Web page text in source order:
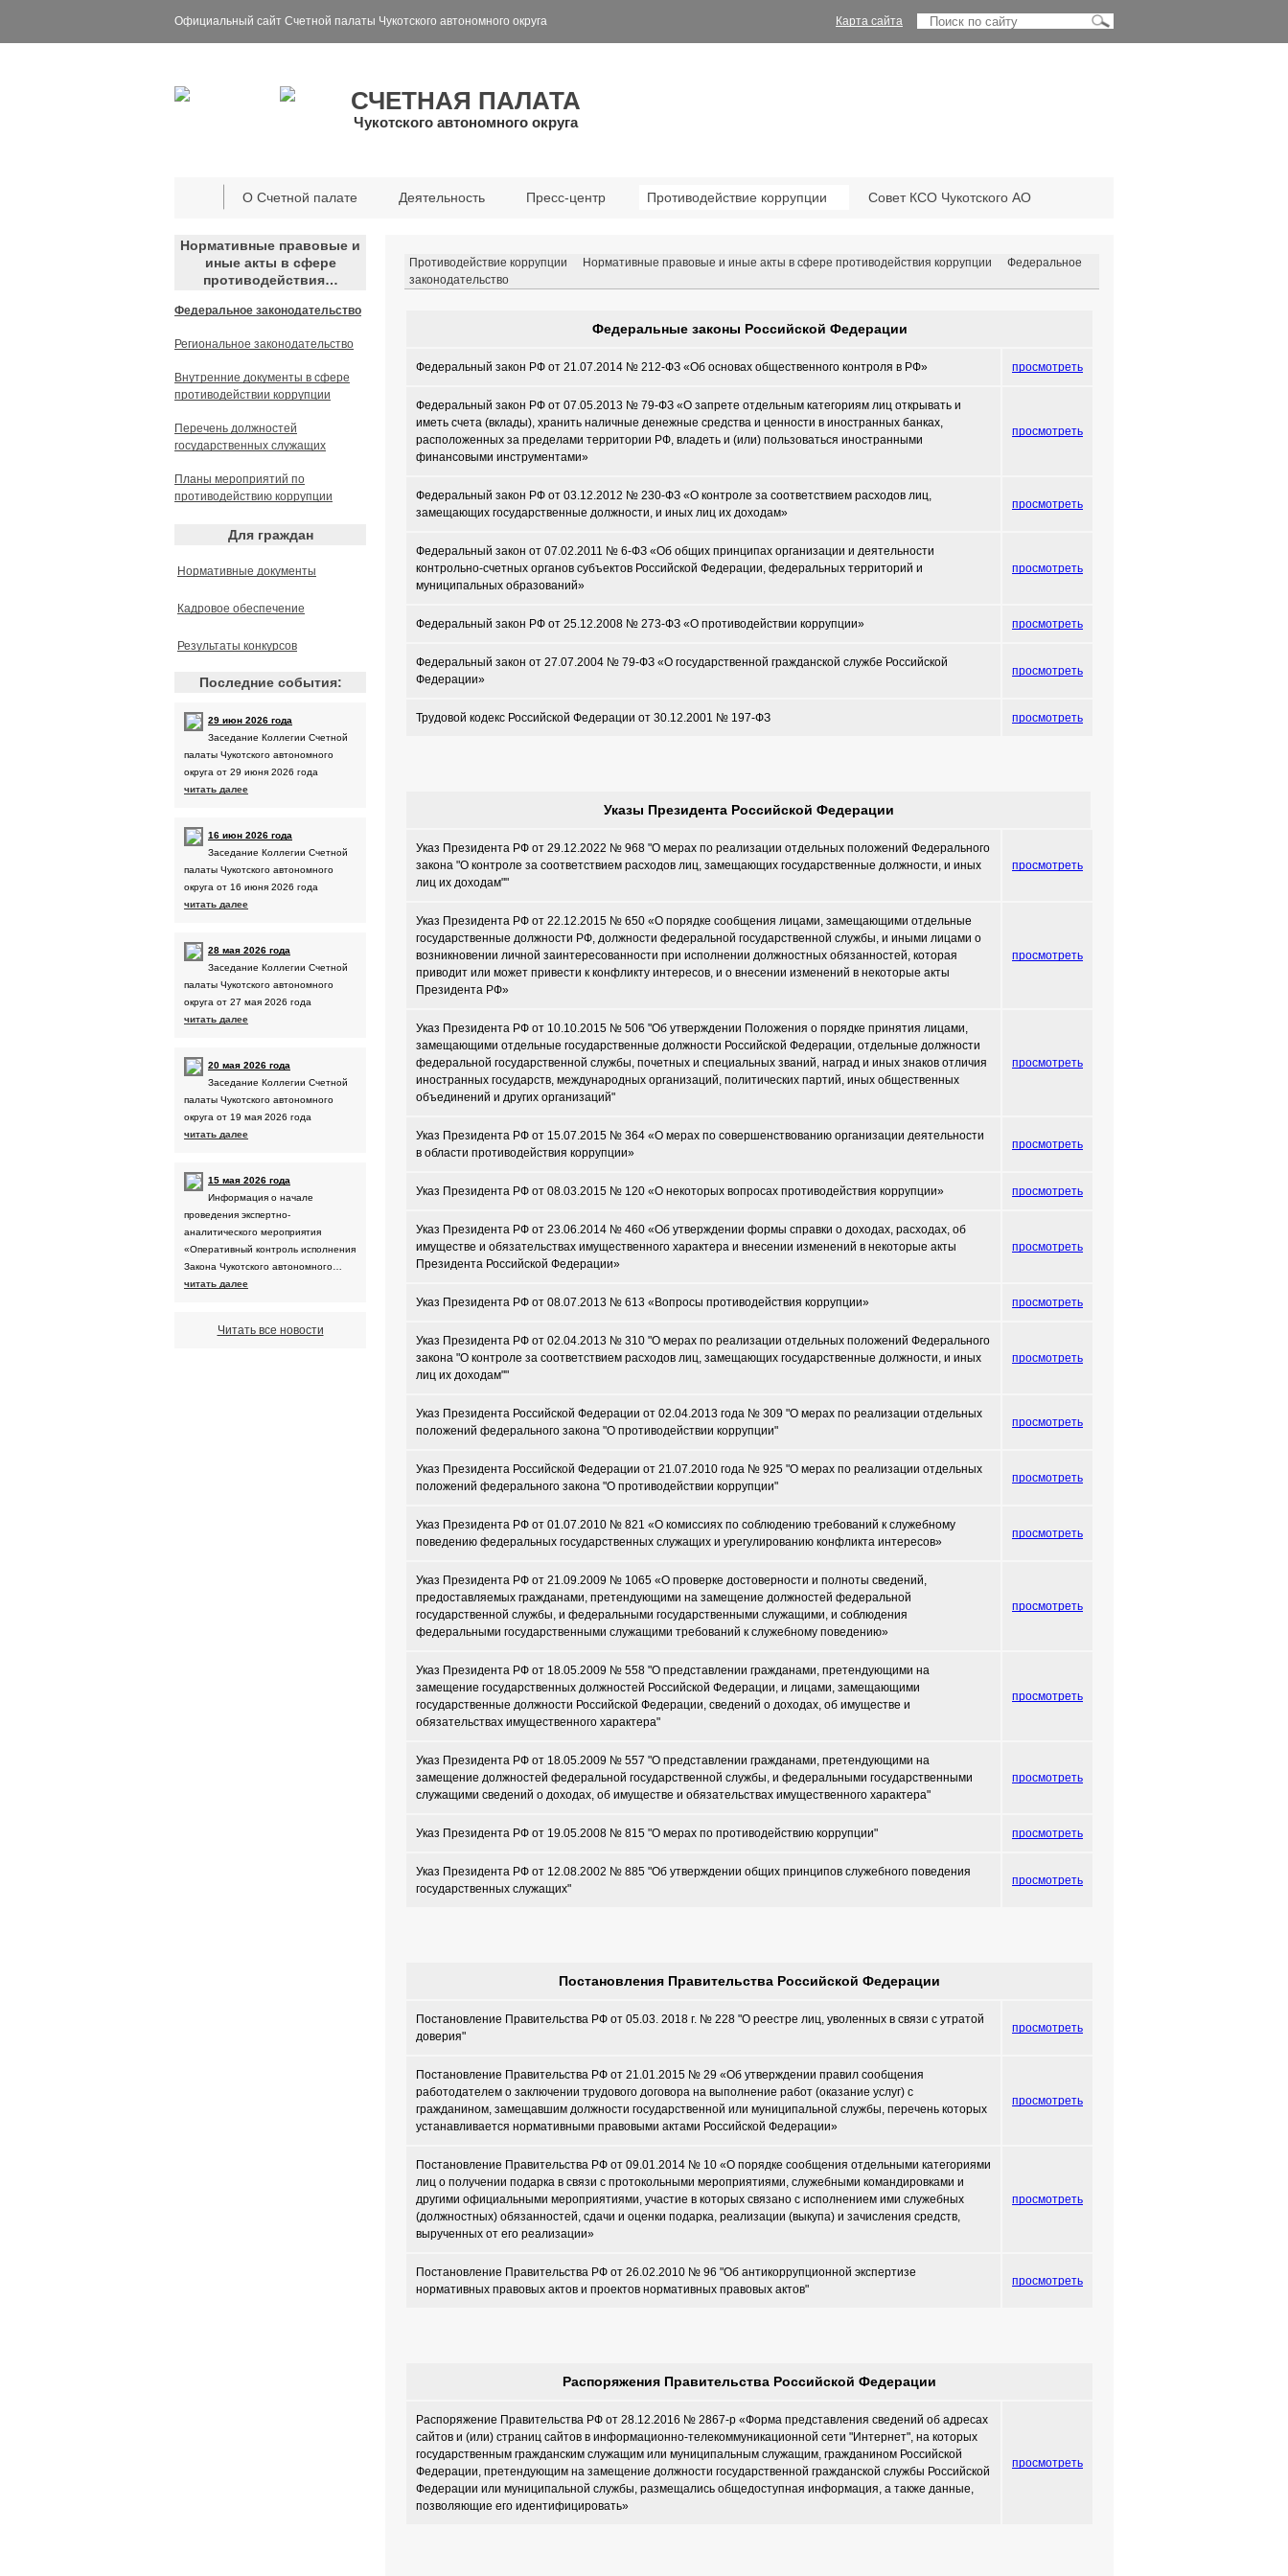
Официальный сайт Счетной палаты Чукотского автономного округа Карта сайта
СЧЕТНАЯ ПАЛАТА
Чукотского автономного округа
О Счетной палате Деятельность Пресс-центр Противодействие коррупции Совет КСО Чукотского АО
Нормативные правовые и
иные акты в сфере
противодействия…
Федеральное законодательство
Региональное законодательство
Внутренние документы в сфере
противодействии коррупции
Перечень должностей
государственных служащих
Планы мероприятий по
противодействию коррупции
Для граждан
Нормативные документы
Кадровое обеспечение
Результаты конкурсов
Последние события:
29 июн 2026 года
Заседание Коллегии Счетной
палаты Чукотского автономного
округа от 29 июня 2026 года
читать далее
16 июн 2026 года
Заседание Коллегии Счетной
палаты Чукотского автономного
округа от 16 июня 2026 года
читать далее
28 мая 2026 года
Заседание Коллегии Счетной
палаты Чукотского автономного
округа от 27 мая 2026 года
читать далее
20 мая 2026 года
Заседание Коллегии Счетной
палаты Чукотского автономного
округа от 19 мая 2026 года
читать далее
15 мая 2026 года
Информация о начале
проведения экспертно-
аналитического мероприятия
«Оперативный контроль исполнения
Закона Чукотского автономного…
читать далее
Читать все новости
Противодействие коррупции Нормативные правовые и иные акты в сфере противодействия коррупции
Федеральное
законодательство
Федеральные законы Российской Федерации
Федеральный закон РФ от 21.07.2014 № 212-ФЗ «Об основах общественного контроля в РФ» просмотреть
Федеральный закон РФ от 07.05.2013 № 79-ФЗ «О запрете отдельным категориям лиц открывать и
иметь счета (вклады), хранить наличные денежные средства и ценности в иностранных банках,
расположенных за пределами территории РФ, владеть и (или) пользоваться иностранными
финансовыми инструментами»
просмотреть
Федеральный закон РФ от 03.12.2012 № 230-ФЗ «О контроле за соответствием расходов лиц,
замещающих государственные должности, и иных лиц их доходам»
просмотреть
Федеральный закон от 07.02.2011 № 6-ФЗ «Об общих принципах организации и деятельности
контрольно-счетных органов субъектов Российской Федерации, федеральных территорий и
муниципальных образований»
просмотреть
Федеральный закон РФ от 25.12.2008 № 273-ФЗ «О противодействии коррупции» просмотреть
Федеральный закон от 27.07.2004 № 79-ФЗ «О государственной гражданской службе Российской
Федерации»
просмотреть
Трудовой кодекс Российской Федерации от 30.12.2001 № 197-ФЗ просмотреть
Указы Президента Российской Федерации
Указ Президента РФ от 29.12.2022 № 968 "О мерах по реализации отдельных положений Федерального
закона "О контроле за соответствием расходов лиц, замещающих государственные должности, и иных
лиц их доходам""
просмотреть
Указ Президента РФ от 22.12.2015 № 650 «О порядке сообщения лицами, замещающими отдельные
государственные должности РФ, должности федеральной государственной службы, и иными лицами о
возникновении личной заинтересованности при исполнении должностных обязанностей, которая
приводит или может привести к конфликту интересов, и о внесении изменений в некоторые акты
Президента РФ»
просмотреть
Указ Президента РФ от 10.10.2015 № 506 "Об утверждении Положения о порядке принятия лицами,
замещающими отдельные государственные должности Российской Федерации, отдельные должности
федеральной государственной службы, почетных и специальных званий, наград и иных знаков отличия
иностранных государств, международных организаций, политических партий, иных общественных
объединений и других организаций"
просмотреть
Указ Президента РФ от 15.07.2015 № 364 «О мерах по совершенствованию организации деятельности
в области противодействия коррупции»
просмотреть
Указ Президента РФ от 08.03.2015 № 120 «О некоторых вопросах противодействия коррупции» просмотреть
Указ Президента РФ от 23.06.2014 № 460 «Об утверждении формы справки о доходах, расходах, об
имуществе и обязательствах имущественного характера и внесении изменений в некоторые акты
Президента Российской Федерации»
просмотреть
Указ Президента РФ от 08.07.2013 № 613 «Вопросы противодействия коррупции» просмотреть
Указ Президента РФ от 02.04.2013 № 310 "О мерах по реализации отдельных положений Федерального
закона "О контроле за соответствием расходов лиц, замещающих государственные должности, и иных
лиц их доходам""
просмотреть
Указ Президента Российской Федерации от 02.04.2013 года № 309 "О мерах по реализации отдельных
положений федерального закона "О противодействии коррупции"
просмотреть
Указ Президента Российской Федерации от 21.07.2010 года № 925 "О мерах по реализации отдельных
положений федерального закона "О противодействии коррупции"
просмотреть
Указ Президента РФ от 01.07.2010 № 821 «О комиссиях по соблюдению требований к служебному
поведению федеральных государственных служащих и урегулированию конфликта интересов»
просмотреть
Указ Президента РФ от 21.09.2009 № 1065 «О проверке достоверности и полноты сведений,
предоставляемых гражданами, претендующими на замещение должностей федеральной
государственной службы, и федеральными государственными служащими, и соблюдения
федеральными государственными служащими требований к служебному поведению»
просмотреть
Указ Президента РФ от 18.05.2009 № 558 "О представлении гражданами, претендующими на
замещение государственных должностей Российской Федерации, и лицами, замещающими
государственные должности Российской Федерации, сведений о доходах, об имуществе и
обязательствах имущественного характера"
просмотреть
Указ Президента РФ от 18.05.2009 № 557 "О представлении гражданами, претендующими на
замещение должностей федеральной государственной службы, и федеральными государственными
служащими сведений о доходах, об имуществе и обязательствах имущественного характера"
просмотреть
Указ Президента РФ от 19.05.2008 № 815 "О мерах по противодействию коррупции" просмотреть
Указ Президента РФ от 12.08.2002 № 885 "Об утверждении общих принципов служебного поведения
государственных служащих"
просмотреть
Постановления Правительства Российской Федерации
Постановление Правительства РФ от 05.03. 2018 г. № 228 "О реестре лиц, уволенных в связи с утратой
доверия"
просмотреть
Постановление Правительства РФ от 21.01.2015 № 29 «Об утверждении правил сообщения
работодателем о заключении трудового договора на выполнение работ (оказание услуг) с
гражданином, замещавшим должности государственной или муниципальной службы, перечень которых
устанавливается нормативными правовыми актами Российской Федерации»
просмотреть
Постановление Правительства РФ от 09.01.2014 № 10 «О порядке сообщения отдельными категориями
лиц о получении подарка в связи с протокольными мероприятиями, служебными командировками и
другими официальными мероприятиями, участие в которых связано с исполнением ими служебных
(должностных) обязанностей, сдачи и оценки подарка, реализации (выкупа) и зачисления средств,
вырученных от его реализации»
просмотреть
Постановление Правительства РФ от 26.02.2010 № 96 "Об антикоррупционной экспертизе
нормативных правовых актов и проектов нормативных правовых актов"
просмотреть
Распоряжения Правительства Российской Федерации
Распоряжение Правительства РФ от 28.12.2016 № 2867-р «Форма представления сведений об адресах
сайтов и (или) страниц сайтов в информационно-телекоммуникационной сети "Интернет", на которых
государственным гражданским служащим или муниципальным служащим, гражданином Российской
Федерации, претендующим на замещение должности государственной гражданской службы Российской
Федерации или муниципальной службы, размещались общедоступная информация, а также данные,
позволяющие его идентифицировать»
просмотреть